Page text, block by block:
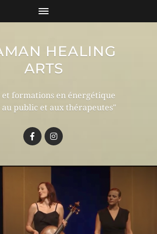
HEALING
ARTS
et formations en énergétique
au public et aux thérapeutes"